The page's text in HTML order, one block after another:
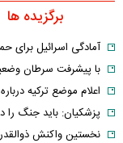
برگزیده ها
آمادگی اسرائیل برای
با پیشرفت سرطان
اعلام موضع ترکیه
پزشکیان: باید جنگ را
نخستین واکنش